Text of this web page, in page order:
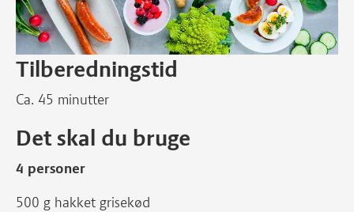
Tilberedningstid
Ca. 45 minutter
Det skal du bruge
4 personer
500 g hakket grisekød